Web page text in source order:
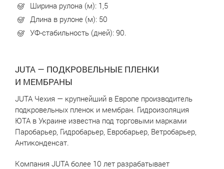
Ширина рулона (м): 1,5
Длина в рулоне (м): 50
УФ-стабильность (дней): 90.
JUTA — ПОДКРОВЕЛЬНЫЕ ПЛЕНКИ
И МЕМБРАНЫ
JUTA Чехия — крупнейший в Европе производитель
подкровельных пленок и мембран. Гидроизоляция
ЮТА в Украине известна под торговыми марками
Паробарьер, Гидробарьер, Евробарьер, Ветробарьер,
Антиконденсат.
Компания JUTA более 10 лет разрабатывает